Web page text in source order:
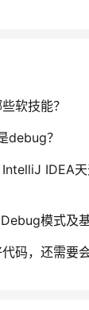
软技能？
debug？
IntelliJ IDEA
模式及
码，还需要